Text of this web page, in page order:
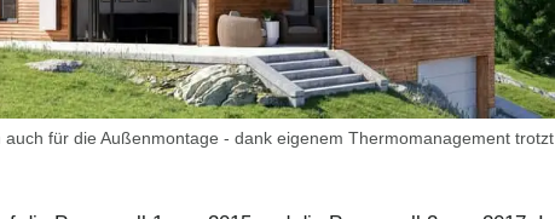
auch für die Außenmontage - dank eigenem Thermomanagement trotzt